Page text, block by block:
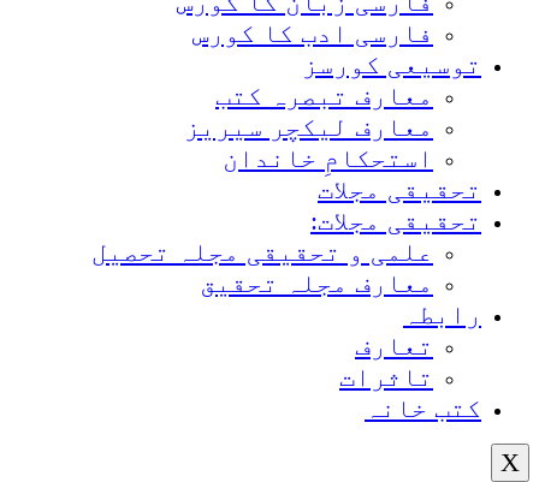
فارسی ادب کا کورس
توسیعی کورسز
معارف تبصرہ کتب
معارف لیکچر سیریز
استحکامِ خاندان
تحقیقی مجلات
تحقیقی مجلات:
علمی و تحقیقی مجلہ تحصیل
معارف مجلہ تحقیق
رابطہ
تعارف
تاثرات
کتب خانہ
X